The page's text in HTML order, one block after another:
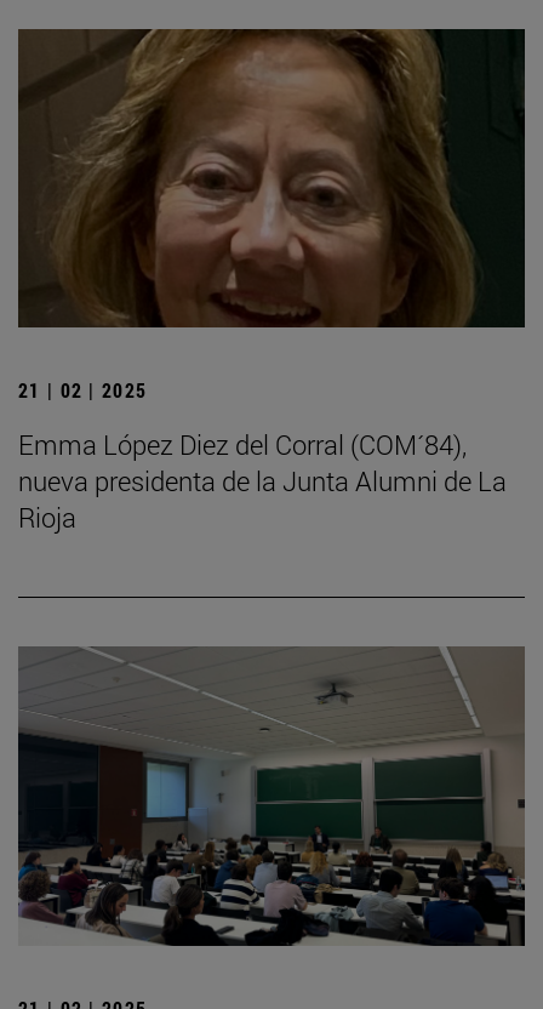
21 | 02 | 2025
Emma López Diez del Corral (COM´84),
nueva presidenta de la Junta Alumni de La
Rioja